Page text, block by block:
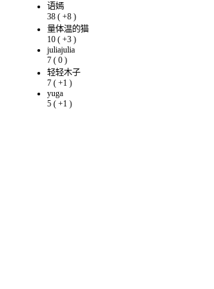
语嫣
38 ( +8 )
量体温的猫
10 ( +3 )
juliajulia
7 ( 0 )
轻轻木子
7 ( +1 )
yuga
5 ( +1 )